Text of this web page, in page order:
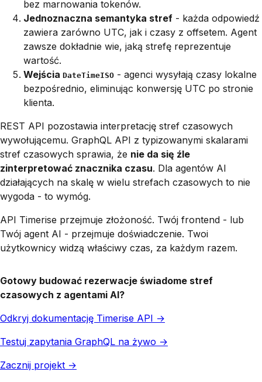
bez marnowania tokenów.
Jednoznaczna semantyka stref - każda odpowiedź
zawiera zarówno UTC, jak i czasy z offsetem. Agent
zawsze dokładnie wie, jaką strefę reprezentuje
wartość.
Wejścia DateTimeISO - agenci wysyłają czasy lokalne
bezpośrednio, eliminując konwersję UTC po stronie
klienta.
REST API pozostawia interpretację stref czasowych
wywołującemu. GraphQL API z typizowanymi skalarami
stref czasowych sprawia, że nie da się źle
zinterpretować znacznika czasu. Dla agentów AI
działających na skalę w wielu strefach czasowych to nie
wygoda - to wymóg.
API Timerise przejmuje złożoność. Twój frontend - lub
Twój agent AI - przejmuje doświadczenie. Twoi
użytkownicy widzą właściwy czas, za każdym razem.
Gotowy budować rezerwacje świadome stref
czasowych z agentami AI?
Odkryj dokumentację Timerise API →
Testuj zapytania GraphQL na żywo →
Zacznij projekt →